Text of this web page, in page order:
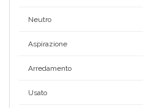
Neutro
Aspirazione
Arredamento
Usato